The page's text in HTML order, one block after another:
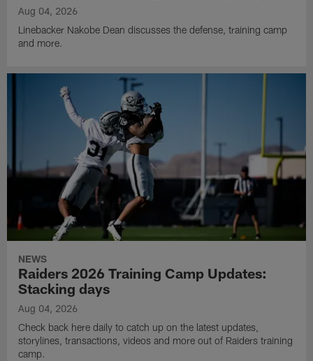
Aug 04, 2026
Linebacker Nakobe Dean discusses the defense, training camp
and more.
NEWS
Raiders 2026 Training Camp Updates:
Stacking days
Aug 04, 2026
Check back here daily to catch up on the latest updates,
storylines, transactions, videos and more out of Raiders training
camp.